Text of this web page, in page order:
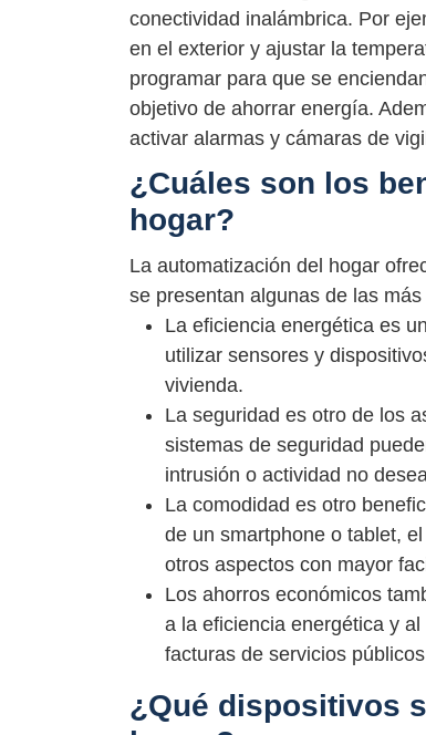
conectividad inalámbrica. Por
en el exterior y ajustar la
programar para que se
objetivo de ahorrar energía.
activar alarmas y cámaras de
¿Cuáles son los
hogar?
La automatización del hogar
se presentan algunas de las
La eficiencia energética es
utilizar sensores y
vivienda.
La seguridad es otro de los
sistemas de seguridad
intrusión o actividad no
La comodidad es otro
de un smartphone o tablet,
otros aspectos con mayor
Los ahorros económicos
a la eficiencia energética y
facturas de servicios
¿Qué dispositivos